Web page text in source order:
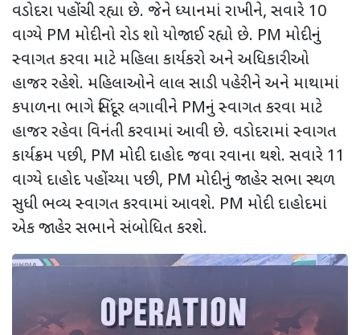
વડોદરા પહોંચી રહ્યા છે. જેને ધ્યાનમાં રાખીને, સવારે 10
વાગ્યે PM મોદીનો રોડ શો યોજાઈ રહ્યો છે. PM મોદીનું
સ્વાગત કરવા માટે મહિલા કાર્યકરો અને અધિકારીઓ
હાજર રહેશે. મહિલાઓને લાલ સાડી પહેરીને અને માથામાં
કપાળના ભાગે સિંદૂર લગાવીને PMનું સ્વાગત કરવા માટે
હાજર રહેવા વિનંતી કરવામાં આવી છે. વડોદરામાં સ્વાગત
કાર્યક્રમ પછી, PM મોદી દાહોદ જવા રવાના થશે. સવારે 11
વાગ્યે દાહોદ પહોંચ્યા પછી, PM મોદીનું જાહેર સભા સ્થળ
સુધી ભવ્ય સ્વાગત કરવામાં આવશે. PM મોદી દાહોદમાં
એક જાહેર સભાને સંબોધિત કરશે.